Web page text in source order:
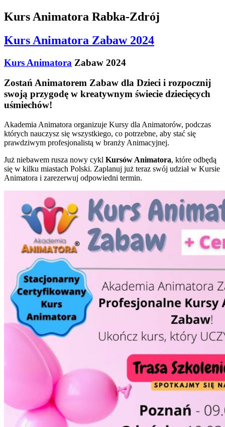
Kurs Animatora Rabka-Zdrój
Kurs Animatora Zabaw 2024
Kurs Animatora Zabaw 2024
Zostań Animatorem Zabaw dla Dzieci i rozpocznij
swoją przygodę w kreatywnym świecie dziecięcych
uśmiechów!
Akademia Animatora organizuje Kursy dla Animatorów, podczas
których nauczysz się wszystkiego, co potrzebne, aby stać się
prawdziwym profesjonalistą w branży Animacyjnej.
Już niebawem rusza nowy cykl Kursów Animatora, które odbędą
się w kilku miastach Polski. Zaplanuj już teraz swój udział w Kursie
Animatora i zarezerwuj odpowiedni termin.